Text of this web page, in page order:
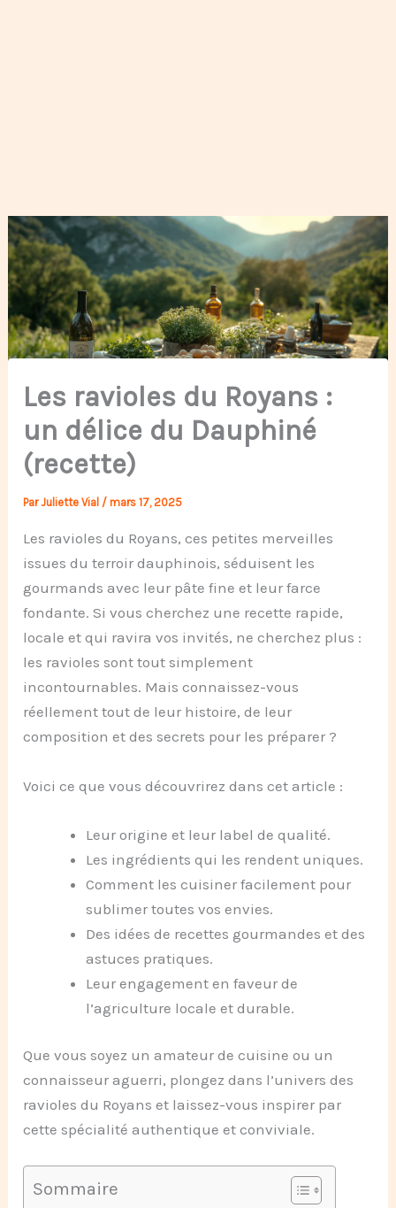
Les ravioles du Royans :
un délice du Dauphiné
(recette)
ParJuliette Vial /mars 17, 2025
Les ravioles du Royans, ces petites merveilles
issues du terroir dauphinois, séduisent les
gourmands avec leur pâte fine et leur farce
fondante. Si vous cherchez une recette rapide,
locale et qui ravira vos invités, ne cherchez plus :
les ravioles sont tout simplement
incontournables. Mais connaissez-vous
réellement tout de leur histoire, de leur
composition et des secrets pour les préparer ?
Voici ce que vous découvrirez dans cet article :
Leur origine et leur label de qualité.
Les ingrédients qui les rendent uniques.
Comment les cuisiner facilement pour
sublimer toutes vos envies.
Des idées de recettes gourmandes et des
astuces pratiques.
Leur engagement en faveur de
l’agriculture locale et durable.
Que vous soyez un amateur de cuisine ou un
connaisseur aguerri, plongez dans l’univers des
ravioles du Royans et laissez-vous inspirer par
cette spécialité authentique et conviviale.
Sommaire